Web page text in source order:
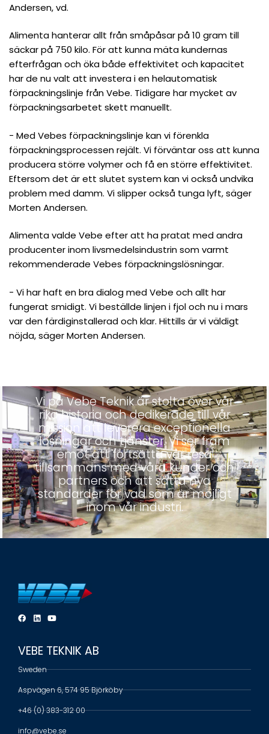
Andersen, vd.
Alimenta hanterar allt från småpåsar på 10 gram till
säckar på 750 kilo. För att kunna mäta kundernas
efterfrågan och öka både effektivitet och kapacitet
har de nu valt att investera i en helautomatisk
förpackningslinje från Vebe. Tidigare har mycket av
förpackningsarbetet skett manuellt.
− Med Vebes förpackningslinje kan vi förenkla
förpackningsprocessen rejält. Vi förväntar oss att kunna
producera större volymer och få en större effektivitet.
Eftersom det är ett slutet system kan vi också undvika
problem med damm. Vi slipper också tunga lyft, säger
Morten Andersen.
Alimenta valde Vebe efter att ha pratat med andra
producenter inom livsmedelsindustrin som varmt
rekommenderade Vebes förpackningslösningar.
− Vi har haft en bra dialog med Vebe och allt har
fungerat smidigt. Vi beställde linjen i fjol och nu i mars
var den färdiginstallerad och klar. Hittills är vi väldigt
nöjda, säger Morten Andersen.
Vi på Vebe Teknik är stolta över vår
rika historia och dedikerade till vår
mission att leverera exceptionella
lösningar och tjänster. Vi ser fram
emot att fortsätta vår resa
tillsammans med våra kunder och
partners och att sätta nya
standarder för vad som är möjligt
inom vår industri.
VEBE TEKNIK AB
Sweden
Aspvägen 6, 574 95 Björköby
+46 (0) 383-312 00
info@vebe.se